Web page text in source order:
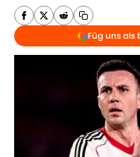
Füg uns als